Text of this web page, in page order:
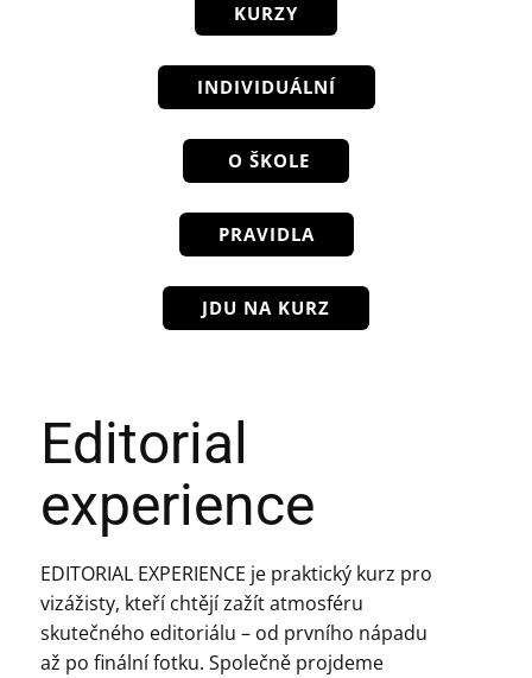
KURZY
INDIVIDUÁLNÍ
O ŠKOLE
PRAVIDLA
JDU NA KURZ
Editorial
experience
EDITORIAL EXPERIENCE je praktický kurz pro
vizážisty, kteří chtějí zažít atmosféru
skutečného editoriálu – od prvního nápadu
až po finální fotku. Společně projdeme